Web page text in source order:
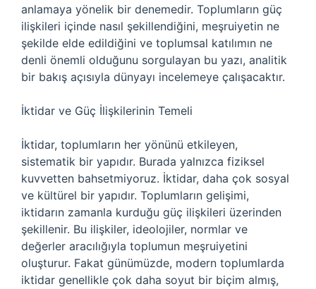
anlamaya yönelik bir denemedir. Toplumların güç
ilişkileri içinde nasıl şekillendiğini, meşruiyetin ne
şekilde elde edildiğini ve toplumsal katılımın ne
denli önemli olduğunu sorgulayan bu yazı, analitik
bir bakış açısıyla dünyayı incelemeye çalışacaktır.
İktidar ve Güç İlişkilerinin Temeli
İktidar, toplumların her yönünü etkileyen,
sistematik bir yapıdır. Burada yalnızca fiziksel
kuvvetten bahsetmiyoruz. İktidar, daha çok sosyal
ve kültürel bir yapıdır. Toplumların gelişimi,
iktidarın zamanla kurduğu güç ilişkileri üzerinden
şekillenir. Bu ilişkiler, ideolojiler, normlar ve
değerler aracılığıyla toplumun meşruiyetini
oluşturur. Fakat günümüzde, modern toplumlarda
iktidar genellikle çok daha soyut bir biçim almış,